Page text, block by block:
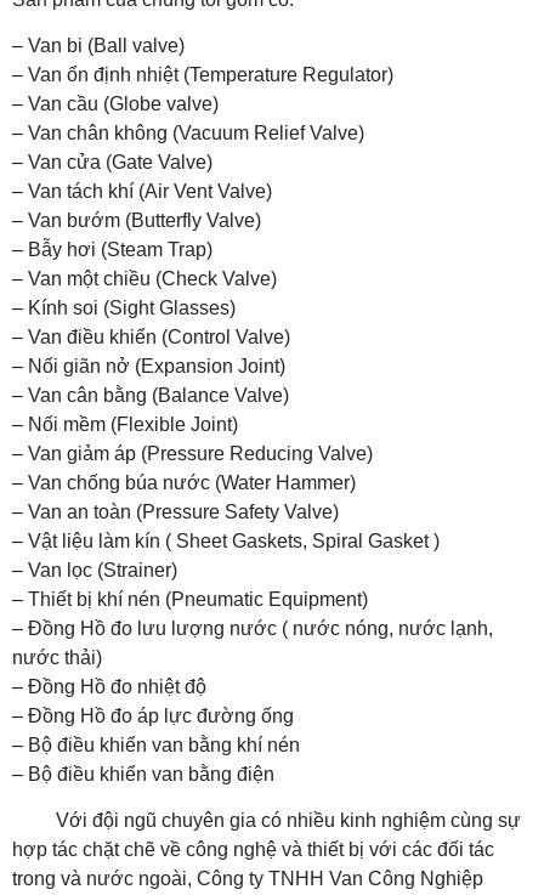
– Van bi (Ball valve)
– Van ổn định nhiệt (Temperature Regulator)
– Van cầu (Globe valve)
– Van chân không (Vacuum Relief Valve)
– Van cửa (Gate Valve)
– Van tách khí (Air Vent Valve)
– Van bướm (Butterfly Valve)
– Bẫy hơi (Steam Trap)
– Van một chiều (Check Valve)
– Kính soi (Sight Glasses)
– Van điều khiển (Control Valve)
– Nối giãn nở (Expansion Joint)
– Van cân bằng (Balance Valve)
– Nối mềm (Flexible Joint)
– Van giảm áp (Pressure Reducing Valve)
– Van chống búa nước (Water Hammer)
– Van an toàn (Pressure Safety Valve)
– Vật liệu làm kín ( Sheet Gaskets, Spiral Gasket )
– Van lọc (Strainer)
– Thiết bị khí nén (Pneumatic Equipment)
– Đồng Hồ đo lưu lượng nước ( nước nóng, nước lạnh,
nước thải)
– Đồng Hồ đo nhiệt độ
– Đồng Hồ đo áp lực đường ống
– Bộ điều khiển van bằng khí nén
– Bộ điều khiển van bằng điện
Với đội ngũ chuyên gia có nhiều kinh nghiệm cùng sự
hợp tác chặt chẽ về công nghệ và thiết bị với các đối tác
trong và nước ngoài, Công ty TNHH Van Công Nghiệp